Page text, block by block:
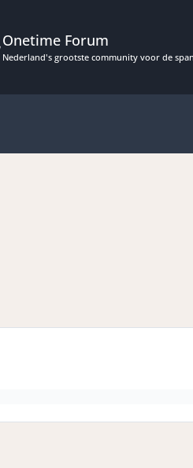
Onetime Forum
Nederland's grootste community voor de